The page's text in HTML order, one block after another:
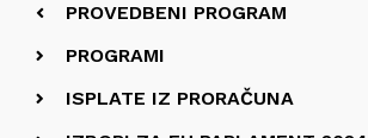
PROVEDBENI PROGRAM
PROGRAMI
ISPLATE IZ PRORAČUNA